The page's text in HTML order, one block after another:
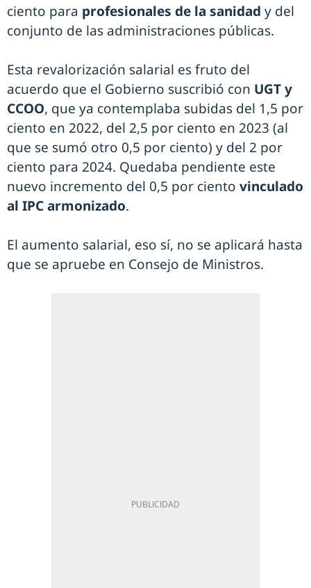
ciento para profesionales de la sanidad y del
conjunto de las administraciones públicas.
Esta revalorización salarial es fruto del
acuerdo que el Gobierno suscribió con UGT y
CCOO, que ya contemplaba subidas del 1,5 por
ciento en 2022, del 2,5 por ciento en 2023 (al
que se sumó otro 0,5 por ciento) y del 2 por
ciento para 2024. Quedaba pendiente este
nuevo incremento del 0,5 por ciento vinculado
al IPC armonizado.
El aumento salarial, eso sí, no se aplicará hasta
que se apruebe en Consejo de Ministros.